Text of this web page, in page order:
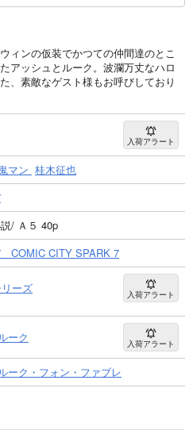
ィンの仮装でかつての仲間達のとこ
アッシュとルーク。波瀾万丈なハロ
、素敵なゲスト様もお呼びしており
入荷アラート
マン 桂木征也
/ Ａ５ 40p
COMIC CITY SPARK 7
ーズ 入荷アラート
ーク 入荷アラート
ルーク・フォン・ファブレ